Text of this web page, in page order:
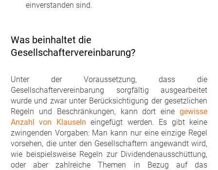
einverstanden sind.
Was beinhaltet die
Gesellschaftervereinbarung?
Unter der Voraussetzung, dass die
Gesellschaftervereinbarung sorgfältig ausgearbeitet
wurde und zwar unter Berücksichtigung der gesetzlichen
Regeln und Beschränkungen, kann dort eine gewisse
Anzahl von Klauseln eingefügt werden. Es gibt keine
zwingenden Vorgaben: Man kann nur eine einzige Regel
vorsehen, die unter den Gesellschaftern angewandt wird,
wie beispielsweise Regeln zur Dividendenausschüttung,
oder aber zahlreiche Themen in Bezug auf das